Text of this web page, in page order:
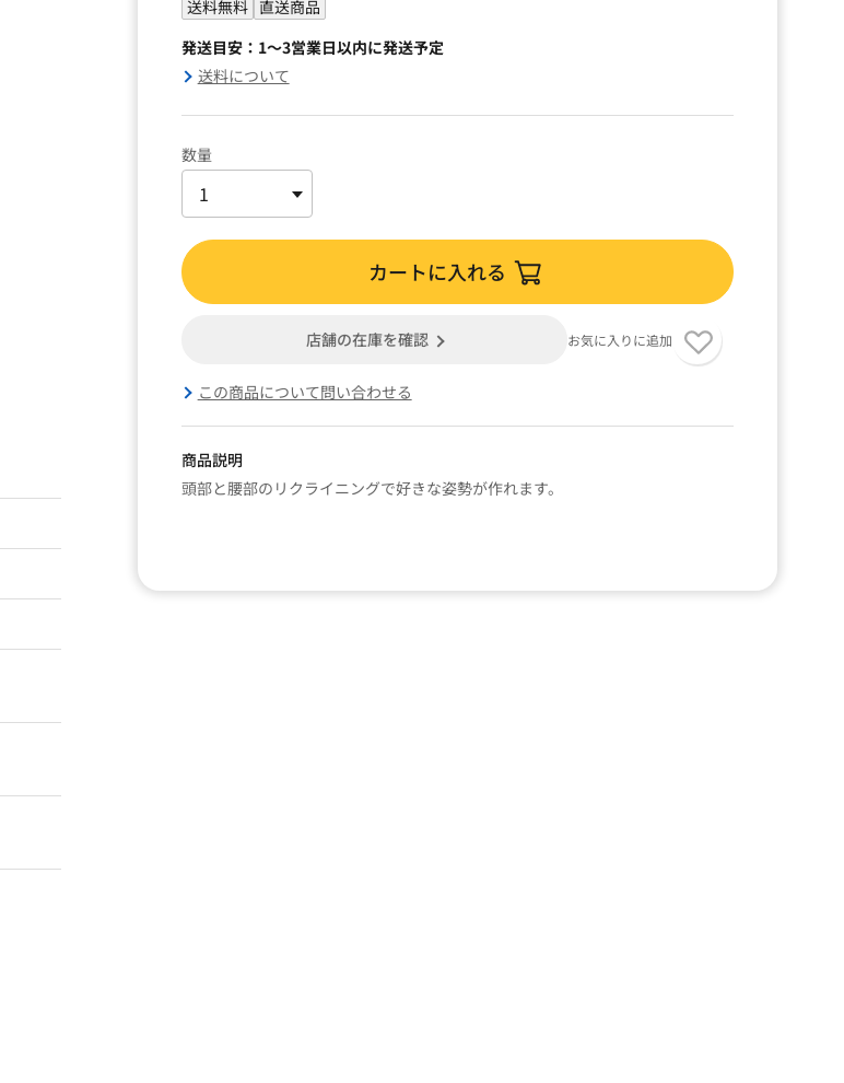
送料無料 直送商品
発送目安：1～3営業日以内に発送予定
送料について
数量
カートに入れる
店舗の在庫を確認 お気に入りに追加
この商品について問い合わせる
商品説明
頭部と腰部のリクライニングで好きな姿勢が作れます。